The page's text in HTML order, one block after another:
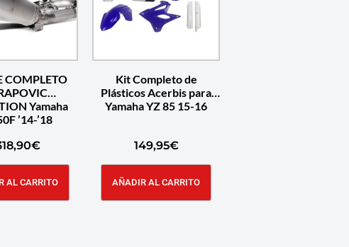
COMPLETO
Yamaha
’14-’18
€
AL CARRITO
Kit Completo de
Plásticos Acerbis para
Yamaha YZ 85 15-16
149,95€
AÑADIR AL CARRITO